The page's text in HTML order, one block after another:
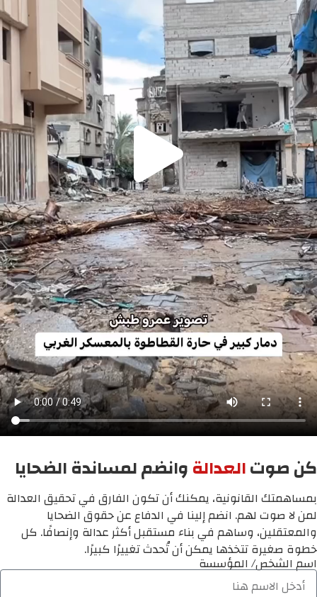
كن صوتالعدالةوانضم لمساندة الضحايا
بمساهمتك القانونية، يمكنك أن تكون الفارق في تحقيق العدالة
لمن لا صوت لهم. انضم إلينا في الدفاع عن حقوق الضحايا
والمعتقلين، وساهم في بناء مستقبل أكثر عدالة وإنصافًا. كل
خطوة صغيرة تتخذها يمكن أن تُحدث تغييرًا كبيرًا.
اسم الشخص/ المؤسسة